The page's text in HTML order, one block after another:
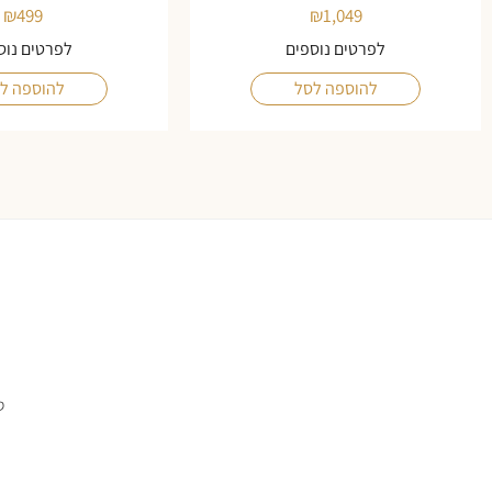
₪1,049
לפרטים נוספים
להוספה לסל
₪499
לפרטים
להוספה